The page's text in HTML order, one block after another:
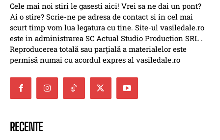
Cele mai noi stiri le gasesti aici! Vrei sa ne dai un pont?
Ai o stire? Scrie-ne pe adresa de contact si in cel mai
scurt timp vom lua legatura cu tine. Site-ul vasiledale.ro
este in administrarea SC Actual Studio Production SRL .
Reproducerea totală sau parțială a materialelor este
permisă numai cu acordul expres al vasiledale.ro
RECENTE